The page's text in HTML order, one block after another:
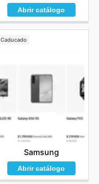
Abrir catálogo
Caducado
Samsung
Abrir catálogo